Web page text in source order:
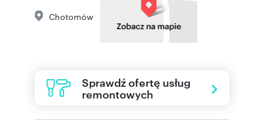
Chotomów
Sprawdź ofertę usług
remontowych